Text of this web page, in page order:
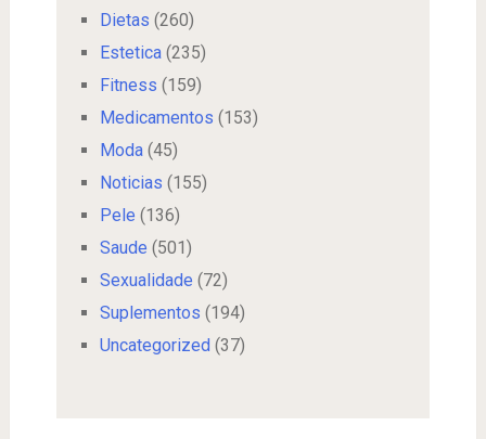
Dietas (260)
Estetica(235)
Fitness (159)
Medicamentos (153)
Moda(45)
Noticias (155)
Pele (136)
Saude (501)
Sexualidade (72)
Suplementos (194)
Uncategorized (37)